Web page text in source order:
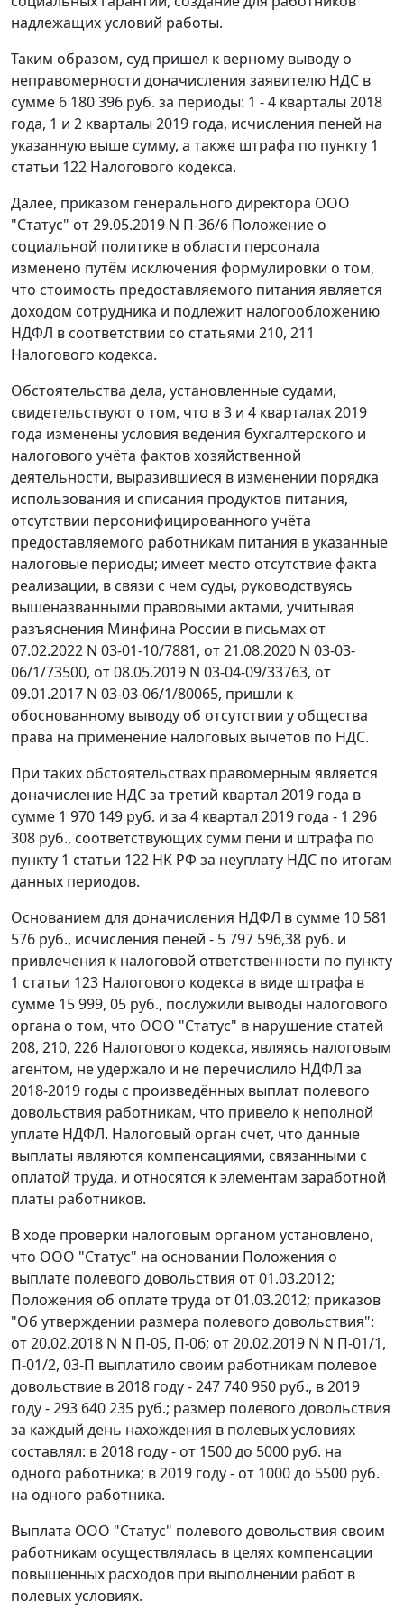
надлежащих условий работы.
Таким образом, суд пришел к верному выводу о
неправомерности доначисления заявителю НДС в
сумме 6 180 396 руб. за периоды: 1 - 4 кварталы 2018
года, 1 и 2 кварталы 2019 года, исчисления пеней на
указанную выше сумму, а также штрафа по пункту 1
статьи 122 Налогового кодекса.
Далее, приказом генерального директора ООО
"Статус" от 29.05.2019 N П-36/6 Положение о
социальной политике в области персонала
изменено путём исключения формулировки о том,
что стоимость предоставляемого питания является
доходом сотрудника и подлежит налогообложению
НДФЛ в соответствии со статьями 210, 211
Налогового кодекса.
Обстоятельства дела, установленные судами,
свидетельствуют о том, что в 3 и 4 кварталах 2019
года изменены условия ведения бухгалтерского и
налогового учёта фактов хозяйственной
деятельности, выразившиеся в изменении порядка
использования и списания продуктов питания,
отсутствии персонифицированного учёта
предоставляемого работникам питания в указанные
налоговые периоды; имеет место отсутствие факта
реализации, в связи с чем суды, руководствуясь
вышеназванными правовыми актами, учитывая
разъяснения Минфина России в письмах от
07.02.2022 N 03-01-10/7881, от 21.08.2020 N 03-03-
06/1/73500, от 08.05.2019 N 03-04-09/33763, от
09.01.2017 N 03-03-06/1/80065, пришли к
обоснованному выводу об отсутствии у общества
права на применение налоговых вычетов по НДС.
При таких обстоятельствах правомерным является
доначисление НДС за третий квартал 2019 года в
сумме 1 970 149 руб. и за 4 квартал 2019 года - 1 296
308 руб., соответствующих сумм пени и штрафа по
пункту 1 статьи 122 НК РФ за неуплату НДС по итогам
данных периодов.
Основанием для доначисления НДФЛ в сумме 10 581
576 руб., исчисления пеней - 5 797 596,38 руб. и
привлечения к налоговой ответственности по пункту
1 статьи 123 Налогового кодекса в виде штрафа в
сумме 15 999, 05 руб., послужили выводы налогового
органа о том, что ООО "Статус" в нарушение статей
208, 210, 226 Налогового кодекса, являясь налоговым
агентом, не удержало и не перечислило НДФЛ за
2018-2019 годы с произведённых выплат полевого
довольствия работникам, что привело к неполной
уплате НДФЛ. Налоговый орган счет, что данные
выплаты являются компенсациями, связанными с
оплатой труда, и относятся к элементам заработной
платы работников.
В ходе проверки налоговым органом установлено,
что ООО "Статус" на основании Положения о
выплате полевого довольствия от 01.03.2012;
Положения об оплате труда от 01.03.2012; приказов
"Об утверждении размера полевого довольствия":
от 20.02.2018 N N П-05, П-06; от 20.02.2019 N N П-01/1,
П-01/2, 03-П выплатило своим работникам полевое
довольствие в 2018 году - 247 740 950 руб., в 2019
году - 293 640 235 руб.; размер полевого довольствия
за каждый день нахождения в полевых условиях
составлял: в 2018 году - от 1500 до 5000 руб. на
одного работника; в 2019 году - от 1000 до 5500 руб.
на одного работника.
Выплата ООО "Статус" полевого довольствия своим
работникам осуществлялась в целях компенсации
повышенных расходов при выполнении работ в
полевых условиях.